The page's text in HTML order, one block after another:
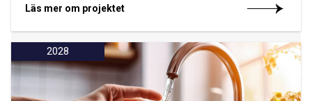
Läs mer om projektet
2028